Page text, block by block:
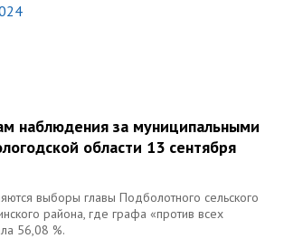
наблюдения за муниципальными
области 13 сентября
выборы главы Подболотного сельского
района, где графа «против всех
56,08 %.